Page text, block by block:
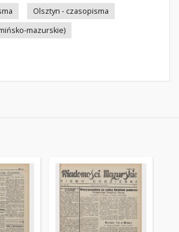
Olsztyn - czasopisma
mazurskie)